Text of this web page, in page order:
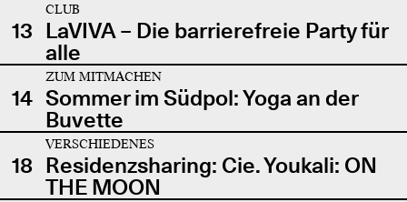
13
CLUB
LaVIVA – Die barrierefreie Party für
alle
14
ZUM MITMACHEN
Sommer im Südpol: Yoga an der
Buvette
18
VERSCHIEDENES
Residenzsharing: Cie. Youkali: ON
THE MOON